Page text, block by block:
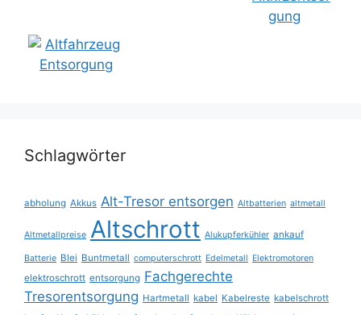
Schlagwörter
abholung Akkus Alt-Tresor entsorgen Altbatterien altmetall
Altmetallpreise Altschrott Alukupferkühler ankauf
Batterie Blei Buntmetall computerschrott Edelmetall Elektromotoren
elektroschrott entsorgung Fachgerechte
Tresorentsorgung Hartmetall kabel Kabelreste kabelschrott